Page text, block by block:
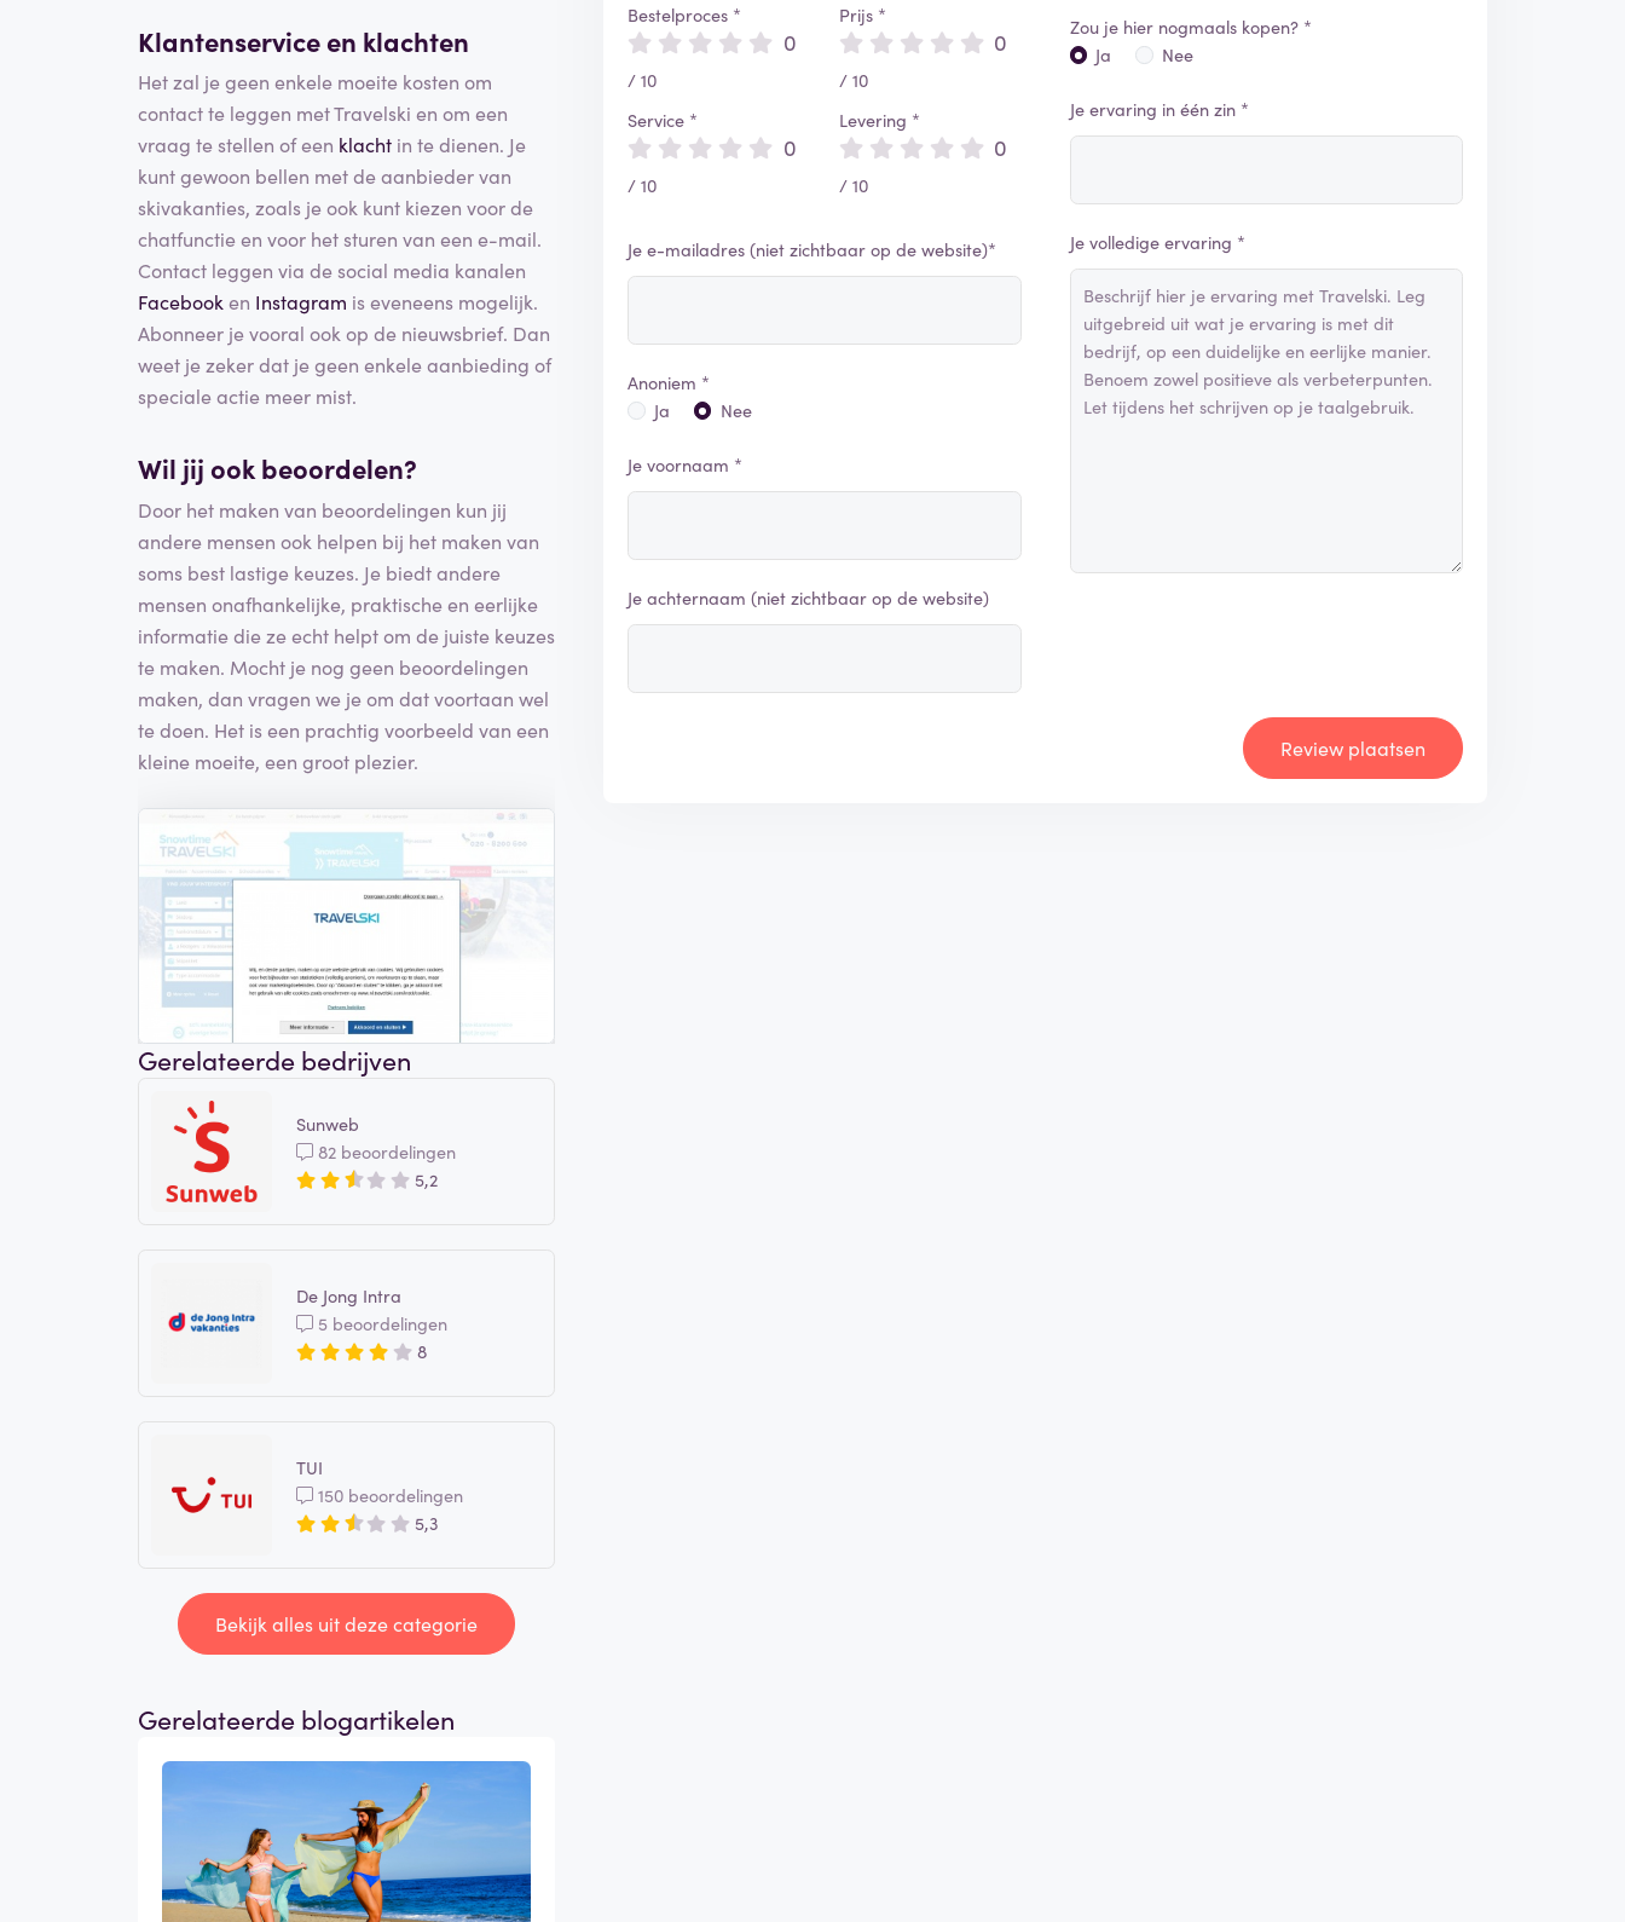
Klantenservice en klachten
Het zal je geen enkele moeite kosten om
contact te leggen met Travelski en om een
vraag te stellen of een klacht in te dienen. Je
kunt gewoon bellen met de aanbieder van
skivakanties, zoals je ook kunt kiezen voor de
chatfunctie en voor het sturen van een e-mail.
Contact leggen via de social media kanalen
Facebooken Instagram is eveneens mogelijk.
Abonneer je vooral ook op de nieuwsbrief. Dan
weet je zeker dat je geen enkele aanbieding of
speciale actie meer mist.
Wil jij ook beoordelen?
Door het maken van beoordelingen kun jij
andere mensen ook helpen bij het maken van
soms best lastige keuzes. Je biedt andere
mensen onafhankelijke, praktische en eerlijke
informatie die ze echt helpt om de juiste keuzes
te maken. Mocht je nog geen beoordelingen
maken, dan vragen we je om dat voortaan wel
te doen. Het is een prachtig voorbeeld van een
kleine moeite, een groot plezier.
Gerelateerde bedrijven
Sunweb
82 beoordelingen
5,2
De Jong Intra
5 beoordelingen
8
TUI
150 beoordelingen
5,3
Bekijk alles uit deze categorie
Gerelateerde blogartikelen
Bestelproces *
0
/ 10
Service *
0
/ 10
Prijs *
0
/ 10
Levering *
0
/ 10
Je e-mailadres (niet zichtbaar op de website)*
Anoniem *
Ja
Nee
Je voornaam *
Je achternaam (niet zichtbaar op de website)
Zou je hier nogmaals kopen? *
Ja
Nee
Je ervaring in één zin *
Je volledige ervaring *
Review plaatsen